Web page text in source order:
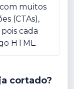
muitos
(CTAs),
cada
HTML.
cortado?